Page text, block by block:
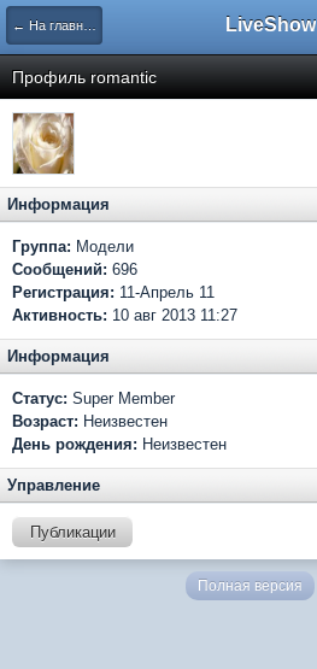
← На главную LiveShow
Профиль romantic
Информация
Группа: Модели
Сообщений: 696
Регистрация: 11-Апрель 11
Активность: 10 авг 2013 11:27
Информация
Статус: Super Member
Возраст: Неизвестен
День рождения: Неизвестен
Управление
Публикации
Полная версия